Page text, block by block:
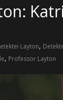
Layton,
, Professor Layton